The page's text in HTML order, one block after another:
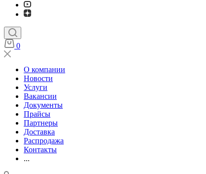
0
О компании
Новости
Услуги
Вакансии
Документы
Прайсы
Партнеры
Доставка
Распродажа
Контакты
...